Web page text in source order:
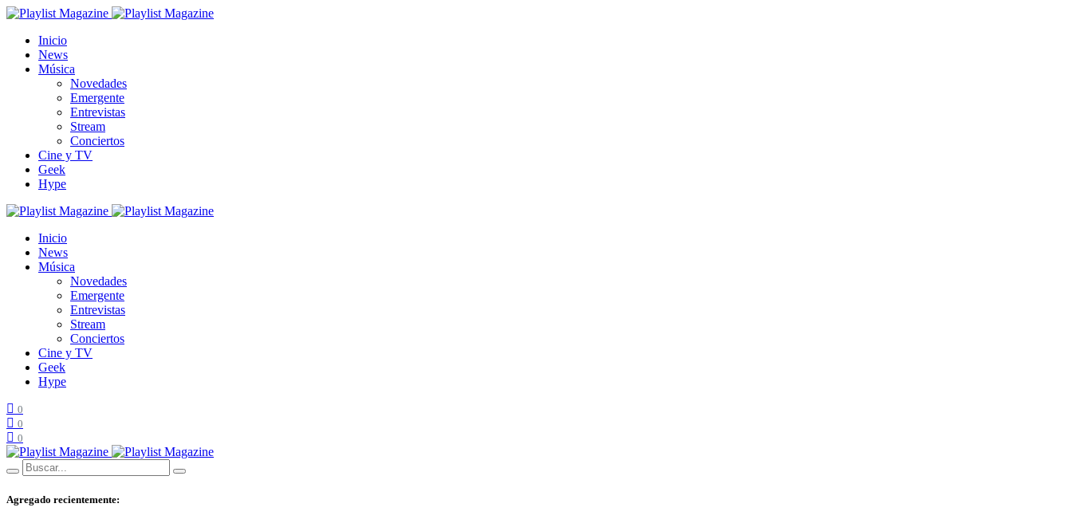
Inicio
News
Música
Novedades
Emergente
Entrevistas
Stream
Conciertos
Cine y TV
Geek
Hype
Inicio
News
Música
Novedades
Emergente
Entrevistas
Stream
Conciertos
Cine y TV
Geek
Hype
0
0
0
Agregado recientemente: